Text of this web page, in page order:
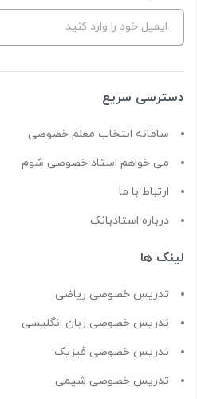
دسترسی سریع
سامانه انتخاب معلم خصوصی
می خواهم استاد خصوصی شوم
ارتباط با ما
درباره استادبانک
لینک ها
تدریس خصوصی ریاضی
تدریس خصوصی زبان انگلیسی
تدریس خصوصی فیزیک
تدریس خصوصی شیمی